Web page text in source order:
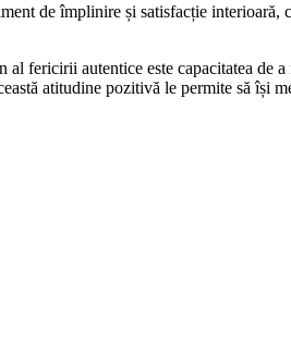
de împlinire și satisfacție interioară,
al fericirii autentice este capacitatea de
atitudine pozitivă le permite să își